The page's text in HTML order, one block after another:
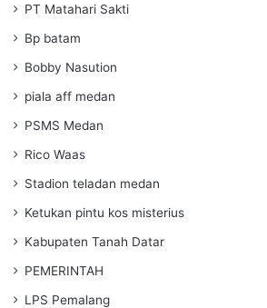
PT Matahari Sakti
Bp batam
Bobby Nasution
piala aff medan
PSMS Medan
Rico Waas
Stadion teladan medan
Ketukan pintu kos misterius
Kabupaten Tanah Datar
PEMERINTAH
LPS Pemalang